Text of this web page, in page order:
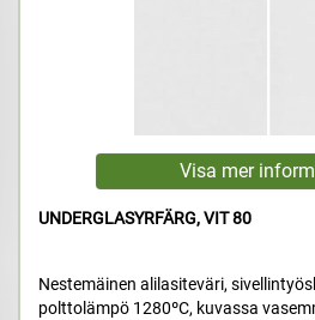
UNDERGLASYRFÄRG, VIT 80
Nestemäinen alilasiteväri,
polttolämpö 1280ºC, kuvassa